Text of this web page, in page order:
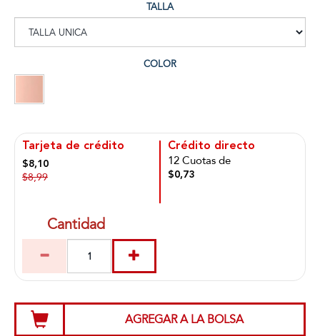
TALLA
COLOR
Tarjeta de crédito
$8,10
$8,99
Crédito directo
12 Cuotas de
$0,73
Cantidad
AGREGAR A LA BOLSA